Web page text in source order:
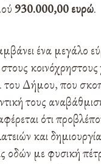
930.000,00 ευρώ.
ένα μεγάλο
Δήμου, που
τους
ότι
και
οδών με φυσική